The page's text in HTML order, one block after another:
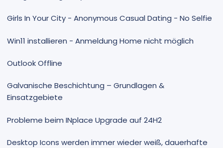
Girls In Your City - Anonymous Casual Dating - No Selfie
Win11 installieren - Anmeldung Home nicht möglich
Outlook Offline
Galvanische Beschichtung – Grundlagen &
Einsatzgebiete
Probleme beim INplace Upgrade auf 24H2
Desktop Icons werden immer wieder weiß, dauerhafte